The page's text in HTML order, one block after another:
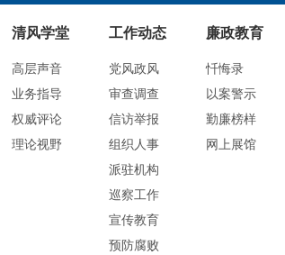
清风学堂
高层声音
业务指导
权威评论
理论视野
工作动态
党风政风
审查调查
信访举报
组织人事
派驻机构
巡察工作
宣传教育
预防腐败
廉政教育
忏悔录
以案警示
勤廉榜样
网上展馆